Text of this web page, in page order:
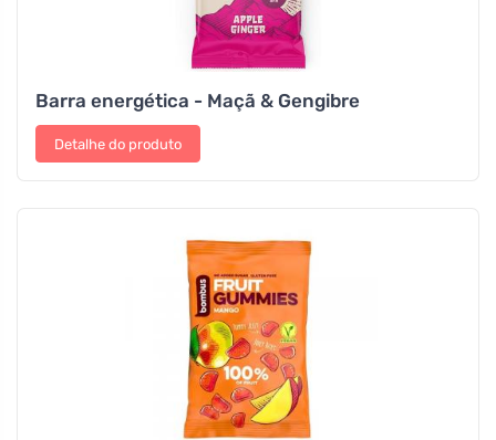
Barra energética - Maçã & Gengibre
Detalhe do produto